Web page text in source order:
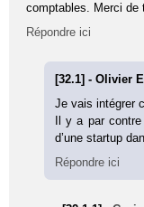
comptables. Merci de
Répondre ici
[32.1] - Olivier
Je vais intégrer
Il y a par
d’une startup
Répondre ici